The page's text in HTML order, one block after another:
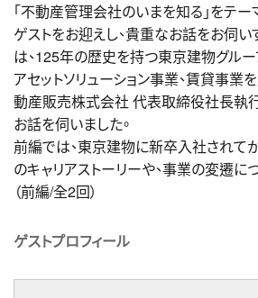
「不動産管理会社のいまを知る」をテー
ゲストをお迎えし、貴重なお話をお伺
は、125年の歴史を持つ東京建物グルー
アセットソリューション事業、賃貸事業
動産販売株式会社 代表取締役社長執
お話を伺いました。
前編では、東京建物に新卒入社されて
のキャリアストーリーや、事業の変遷に
（前編/全2回）
ゲストプロフィール